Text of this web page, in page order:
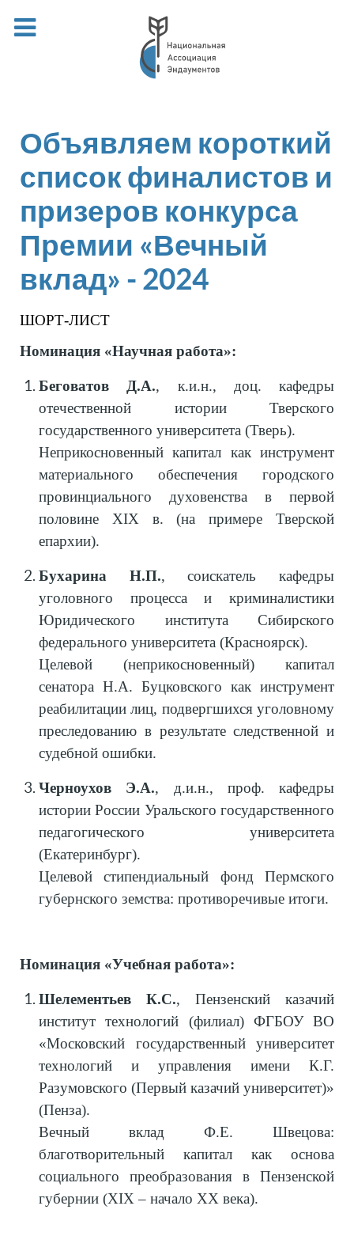
Объявляем короткий
список финалистов и
призеров конкурса
Премии «Вечный
вклад» - 2024
ШОРТ-ЛИСТ
Номинация «Научная работа»:
Беговатов Д.А., к.и.н., доц. кафедры
отечественной истории Тверского
государственного университета (Тверь).
Неприкосновенный капитал как инструмент
материального обеспечения городского
провинциального духовенства в первой
половине XIX в. (на примере Тверской
епархии).
Бухарина Н.П., соискатель кафедры
уголовного процесса и криминалистики
Юридического института Сибирского
федерального университета (Красноярск).
Целевой (неприкосновенный) капитал
сенатора Н.А. Буцковского как инструмент
реабилитации лиц, подвергшихся уголовному
преследованию в результате следственной и
судебной ошибки.
Черноухов Э.А.,
д.и.н., проф. кафедры
истории России Уральского государственного
педагогического университета
(Екатеринбург).
Целевой стипендиальный фонд Пермского
губернского земства: противоречивые итоги.
Номинация «Учебная работа»:
Шелементьев К.С., Пензенский казачий
институт технологий (филиал) ФГБОУ ВО
«Московский государственный университет
технологий и управления имени К.Г.
Разумовского (Первый казачий университет)»
(Пенза).
Вечный вклад Ф.Е. Швецова:
благотворительный капитал как основа
социального преобразования в Пензенской
губернии (XIX – начало XX века).